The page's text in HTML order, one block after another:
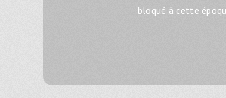
bloqué à cette